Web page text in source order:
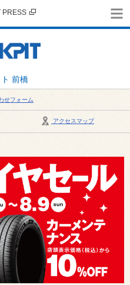
前橋
PRESS
せフォーム
アクセスマップ
(水)、12日(水)〜16日(日)、18日(火)、19日(水)